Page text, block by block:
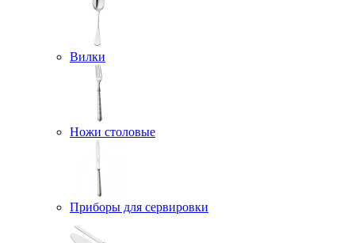
Вилки
Ножи столовые
Приборы для сервировки